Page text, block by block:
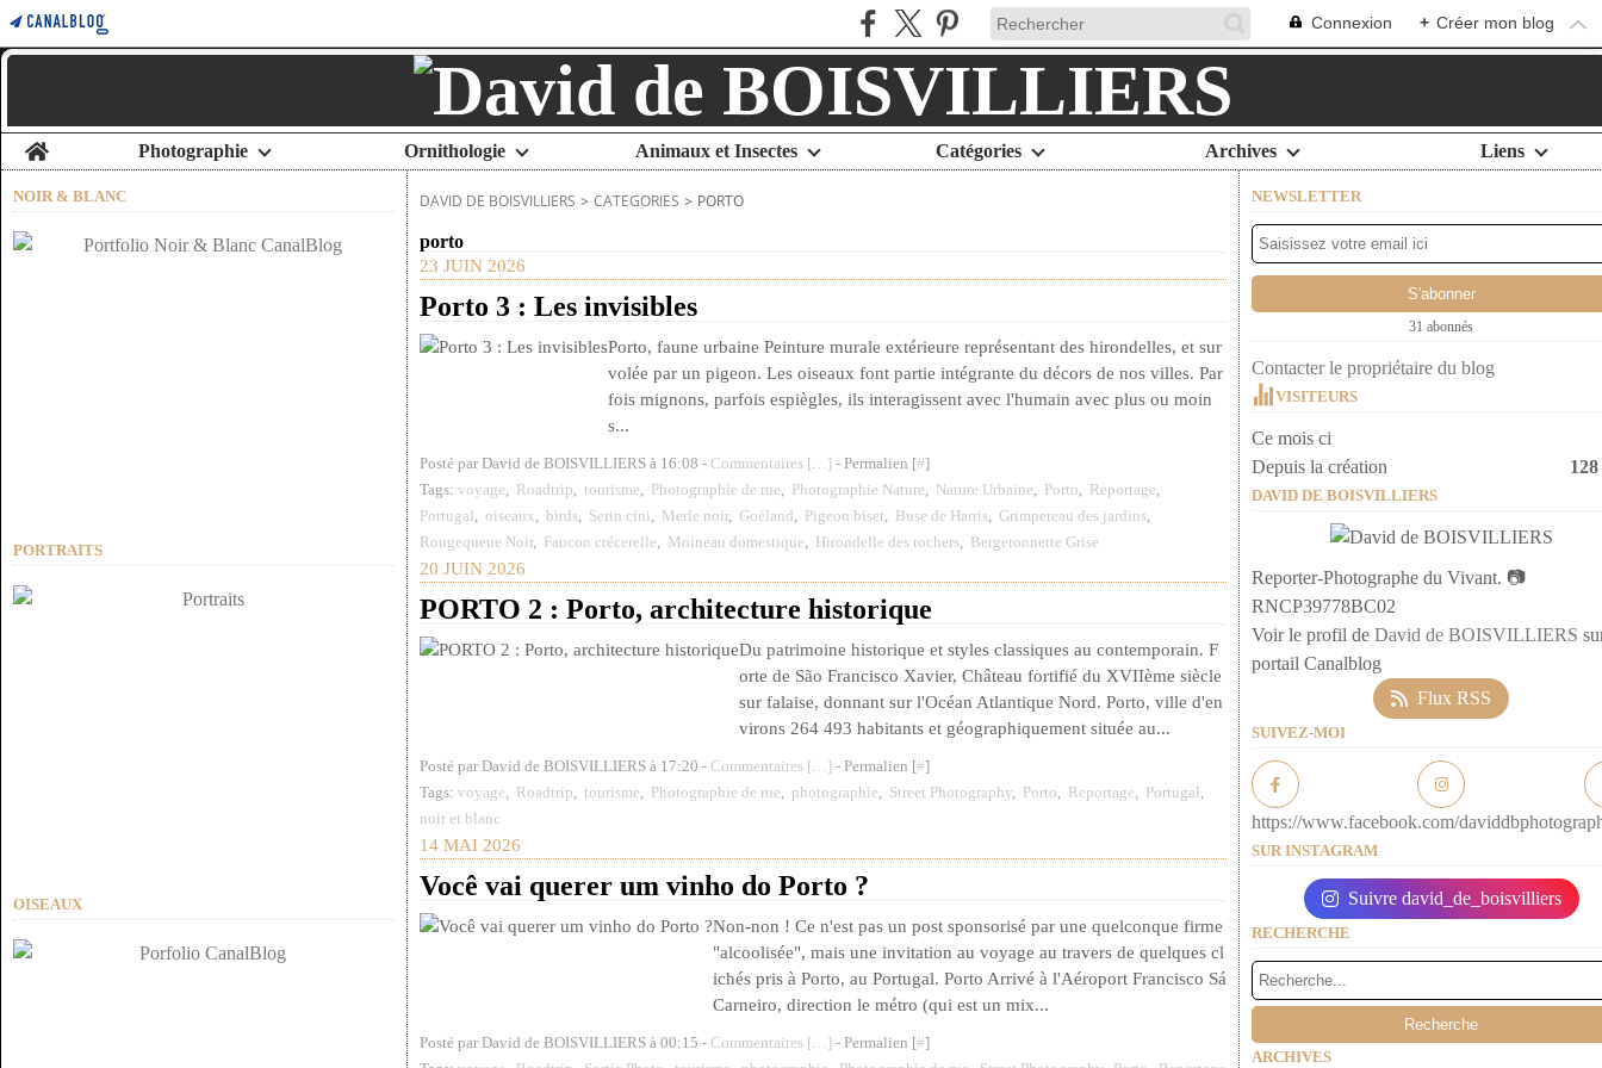
Connexion + Créer mon blog
Home Photographie Ornithologie Animaux et Insectes Catégories Archives Liens
NOIR & BLANC
PORTRAITS
OISEAUX
DAVID DE BOISVILLIERS > CATEGORIES > PORTO
porto
23 JUIN 2026
Porto 3 : Les invisibles
Porto, faune urbaine Peinture murale extérieure représentant des hirondelles, et sur
volée par un pigeon. Les oiseaux font partie intégrante du décors de nos villes. Par
fois mignons, parfois espiègles, ils interagissent avec l'humain avec plus ou moin
s...
Posté par David de BOISVILLIERS à 16:08 - Commentaires [… ] - Permalien [#]
Tags: voyage, Roadtrip, tourisme, Photographie de rue, Photographie Nature, Nature Urbaine, Porto, Reportage,
Portugal, oiseaux, birds, Serin cini, Merle noir, Goéland, Pigeon biset, Buse de Harris, Grimpereau des jardins,
Rougequeue Noir, Faucon crécerelle, Moineau domestique, Hirondelle des rochers, Bergeronnette Grise
20 JUIN 2026
PORTO 2 : Porto, architecture historique
Du patrimoine historique et styles classiques au contemporain. F
orte de São Francisco Xavier, Château fortifié du XVIIème siècle
sur falaise, donnant sur l'Océan Atlantique Nord. Porto, ville d'en
virons 264 493 habitants et géographiquement située au...
Posté par David de BOISVILLIERS à 17:20 - Commentaires [… ] - Permalien [#]
Tags: voyage, Roadtrip, tourisme, Photographie de rue, photographie, Street Photography, Porto, Reportage, Portugal,
noir et blanc
14 MAI 2026
Você vai querer um vinho do Porto ?
Non-non ! Ce n'est pas un post sponsorisé par une quelconque firme
"alcoolisée", mais une invitation au voyage au travers de quelques cl
ichés pris à Porto, au Portugal. Porto Arrivé à l'Aéroport Francisco Sá
Carneiro, direction le métro (qui est un mix...
Posté par David de BOISVILLIERS à 00:15 - Commentaires [… ] - Permalien [#]
NEWSLETTER
31 abonnés
Contacter le propriétaire du blog
VISITEURS
Ce mois ci
Depuis la création
DAVID DE BOISVILLIERS
Reporter-Photographe du Vivant. 📷
RNCP39778BC02
Voir le profil de David de BOISVILLIERS
portail Canalblog
Flux RSS
SUIVEZ-MOI
https://www.facebook.com/
SUR INSTAGRAM
Suivre david_de_boisvilliers
RECHERCHE
ARCHIVES